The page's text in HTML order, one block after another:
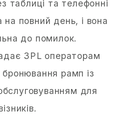
таблиці та телефонні
повний день, і вона
до помилок.
3PL операторам
рамп із
для